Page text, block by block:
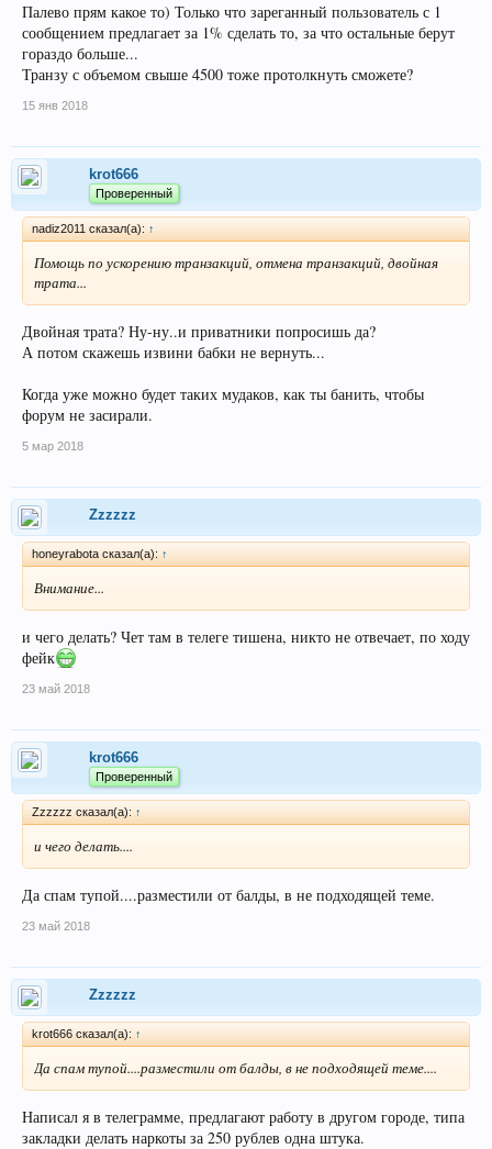
Палево прям какое то) Только что зареганный пользователь с 1
сообщением предлагает за 1% сделать то, за что остальные берут
гораздо больше...
Транзу с объемом свыше 4500 тоже протолкнуть сможете?
15 янв 2018
krot666
Проверенный
nadiz2011 сказал(а): ↑
Помощь по ускорению транзакций, отмена транзакций, двойная
трата...
Двойная трата? Ну-ну..и приватники попросишь да?
А потом скажешь извини бабки не вернуть...
Когда уже можно будет таких мудаков, как ты банить, чтобы
форум не засирали.
5 мар 2018
Zzzzzz
honeyrabota сказал(а): ↑
Внимание...
и чего делать? Чет там в телеге тишена, никто не отвечает, по ходу
фейк
23 май 2018
krot666
Проверенный
Zzzzzz сказал(а): ↑
и чего делать....
Да спам тупой....разместили от балды, в не подходящей теме.
23 май 2018
Zzzzzz
krot666 сказал(а): ↑
Да спам тупой....разместили от балды, в не подходящей теме....
Написал я в телеграмме, предлагают работу в другом городе, типа
закладки делать наркоты за 250 рублев одна штука.